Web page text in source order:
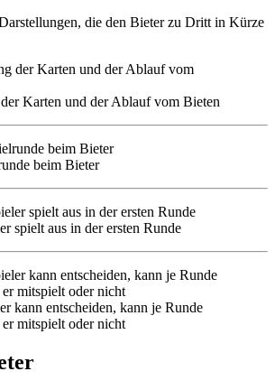
die den Bieter zu Dritt in Kürze
Karten und der Ablauf vom Bieten
beim Bieter
spielt aus in der ersten Runde
kann entscheiden, kann je Runde
mitspielt oder nicht